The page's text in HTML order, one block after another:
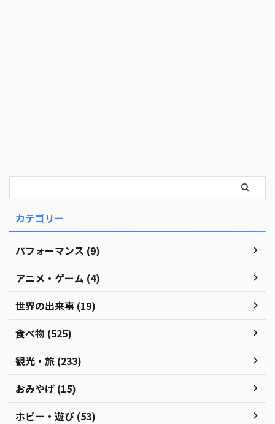
カテゴリー
パフォーマンス (9)
アニメ・ゲーム (4)
世界の出来事 (19)
食べ物 (525)
観光・旅 (233)
おみやげ (15)
ホビー・遊び (53)